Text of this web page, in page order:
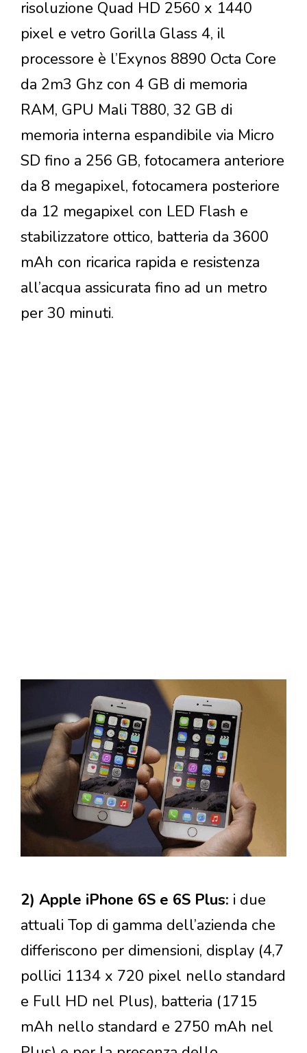
risoluzione Quad HD 2560 x 1440
pixel e vetro Gorilla Glass 4, il
processore è l’Exynos 8890 Octa Core
da 2m3 Ghz con 4 GB di memoria
RAM, GPU Mali T880, 32 GB di
memoria interna espandibile via Micro
SD fino a 256 GB, fotocamera anteriore
da 8 megapixel, fotocamera posteriore
da 12 megapixel con LED Flash e
stabilizzatore ottico, batteria da 3600
mAh con ricarica rapida e resistenza
all’acqua assicurata fino ad un metro
per 30 minuti.
2) Apple iPhone 6S e 6S Plus: i due
attuali Top di gamma dell’azienda che
differiscono per dimensioni, display (4,7
pollici 1134 x 720 pixel nello standard
e Full HD nel Plus), batteria (1715
mAh nello standard e 2750 mAh nel